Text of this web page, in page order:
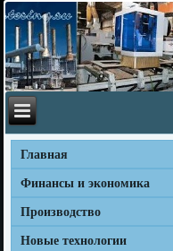
Главная
Финансы и экономика
Производство
Новые технологии